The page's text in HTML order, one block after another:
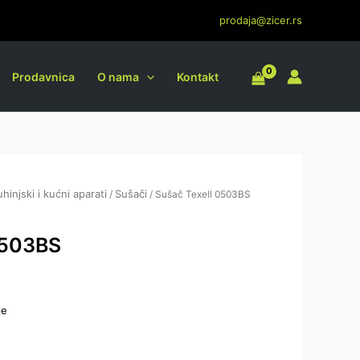
prodaja@zicer.rs
Prodavnica O nama Kontakt
i kućni aparati / Sušači / Sušač Texell 0503BS